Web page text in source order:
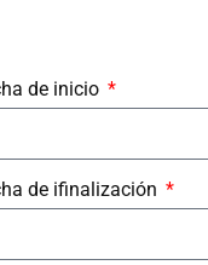
de inicio
de ifinalización